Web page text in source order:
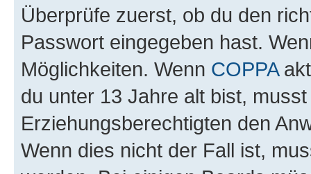
Überprüfe zuerst, ob du den
Passwort eingegeben hast.
Möglichkeiten. Wenn COPPA
du unter 13 Jahre alt bist,
Erziehungsberechtigten den
Wenn dies nicht der Fall ist,